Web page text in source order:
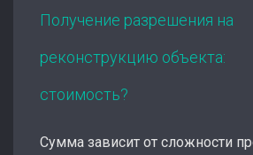
Получение разрешения на
реконструкцию объекта:
стоимость?
Сумма зависит от сложности